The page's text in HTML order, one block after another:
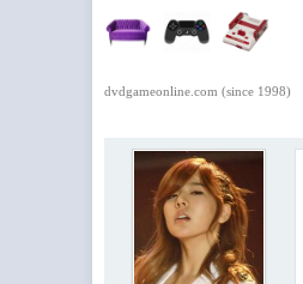
dvdgameonline.com (since 1998)